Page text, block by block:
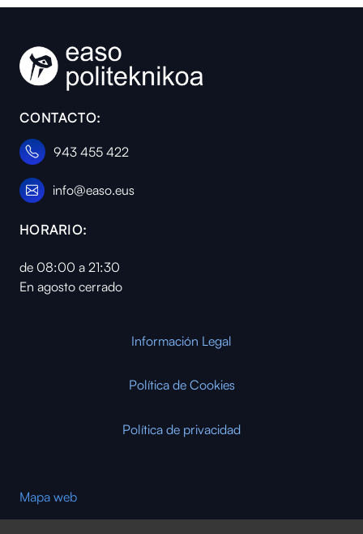
CONTACTO:
943 455 422
info@easo.eus
HORARIO:
de 08:00 a 21:30
En agosto cerrado
Información Legal
Política de Cookies
Política de privacidad
Mapa web